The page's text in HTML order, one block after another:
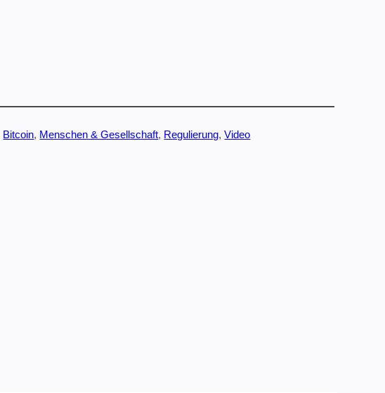
Bitcoin, Menschen & Gesellschaft, Regulierung, Video